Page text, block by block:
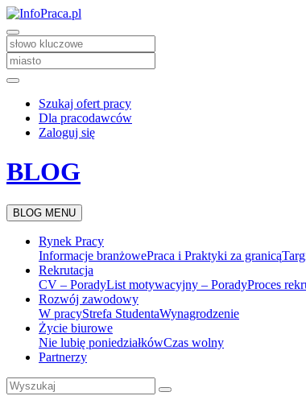
Szukaj ofert pracy
Dla pracodawców
Zaloguj się
BLOG
BLOG MENU
Rynek Pracy
Informacje branżowePraca i Praktyki za granicą
Rekrutacja
CV – PoradyList motywacyjny – PoradyProces
Rozwój zawodowy
W pracyStrefa StudentaWynagrodzenie
Życie biurowe
Nie lubię poniedziałkówCzas wolny
Partnerzy